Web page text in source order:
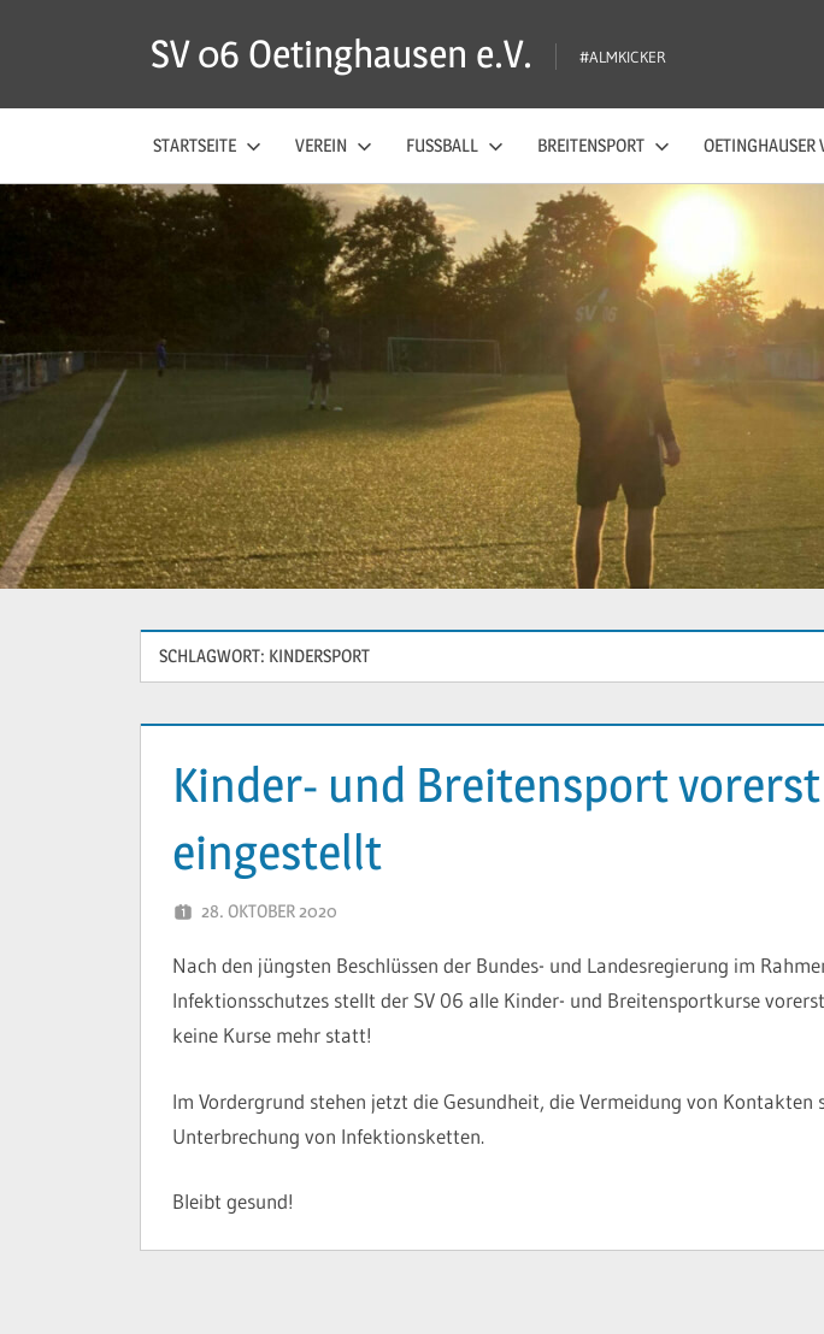
SV 06 Oetinghausen e.V. #ALMKICKER
STARTSEITE VEREIN FUSSBALL BREITENSPORT OETINGHAUSER
SCHLAGWORT: KINDERSPORT
Kinder- und Breitensport vorerst
eingestellt
28. OKTOBER 2020
Nach den jüngsten Beschlüssen der Bundes- und Landesregierung im
Infektionsschutzes stellt der SV 06 alle Kinder- und Breitensportkurse
keine Kurse mehr statt!
Im Vordergrund stehen jetzt die Gesundheit, die Vermeidung von Kontakten
Unterbrechung von Infektionsketten.
Bleibt gesund!